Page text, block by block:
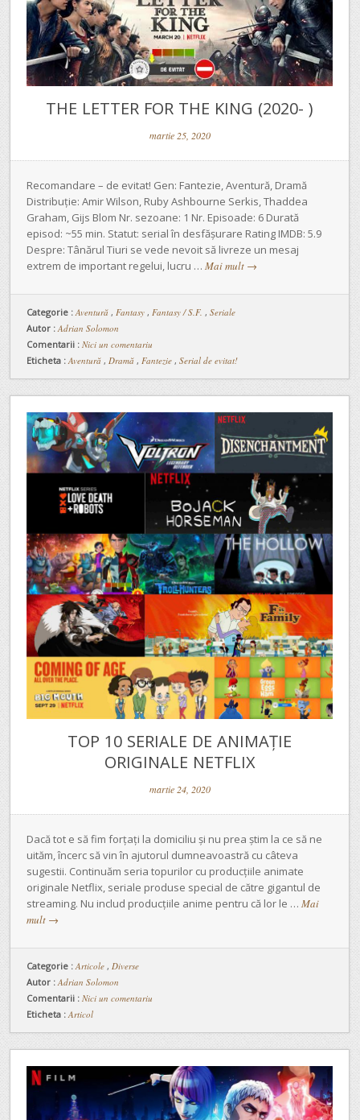
THE LETTER FOR THE KING (2020- )
martie 25, 2020
Recomandare – de evitat! Gen: Fantezie, Aventură, Dramă
Distribuție: Amir Wilson, Ruby Ashbourne Serkis, Thaddea
Graham, Gijs Blom Nr. sezoane: 1 Nr. Episoade: 6 Durată
episod: ~55 min. Statut: serial în desfășurare Rating IMDB: 5.9
Despre: Tânărul Tiuri se vede nevoit să livreze un mesaj
extrem de important regelui, lucru … Mai mult →
Categorie :Aventură , Fantasy , Fantasy / S.F. , Seriale
Autor : Adrian Solomon
Comentarii : Nici un comentariu
Eticheta : Aventură , Dramă , Fantezie , Serial de evitat!
TOP 10 SERIALE DE ANIMAȚIE
ORIGINALE NETFLIX
martie 24, 2020
Dacă tot e să fim forțați la domiciliu și nu prea știm la ce să ne
uităm, încerc să vin în ajutorul dumneavoastră cu câteva
sugestii. Continuăm seria topurilor cu producțiile animate
originale Netflix, seriale produse special de către gigantul de
streaming. Nu includ producțiile anime pentru că lor le … Mai
mult →
Categorie :Articole , Diverse
Autor : Adrian Solomon
Comentarii : Nici un comentariu
Eticheta : Articol